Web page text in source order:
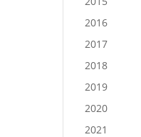
2016
2017
2018
2019
2020
2021